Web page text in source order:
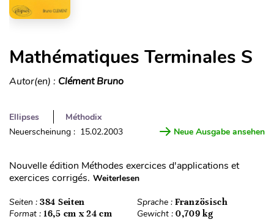
Mathématiques Terminales S
Autor(en) : Clément Bruno
Ellipses
Méthodix
Neuerscheinung : 15.02.2003
Neue Ausgabe ansehen
Nouvelle édition Méthodes exercices d'applications et
exercices corrigés. Weiterlesen
Seiten : 384 Seiten Sprache : Französisch
Format : 16,5 cm x 24 cm Gewicht : 0,709 kg